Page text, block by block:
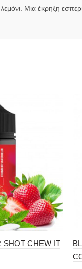
Μια έκρηξη
SHOT CHEW IT